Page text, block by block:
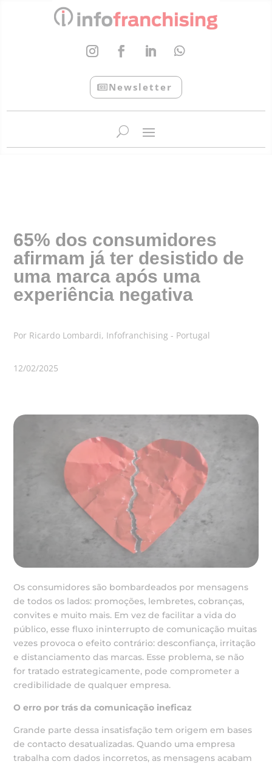
Newsletter
65% dos consumidores
afirmam já ter desistido de
uma marca após uma
experiência negativa
Por Ricardo Lombardi, Infofranchising - Portugal
12/02/2025
Os consumidores são bombardeados por mensagens
de todos os lados: promoções, lembretes, cobranças,
convites e muito mais. Em vez de facilitar a vida do
público, esse fluxo ininterrupto de comunicação muitas
vezes provoca o efeito contrário: desconfiança, irritação
e distanciamento das marcas. Esse problema, se não
for tratado estrategicamente, pode comprometer a
credibilidade de qualquer empresa.
O erro por trás da comunicação ineficaz
Grande parte dessa insatisfação tem origem em bases
de contacto desatualizadas. Quando uma empresa
trabalha com dados incorretos, as mensagens acabam